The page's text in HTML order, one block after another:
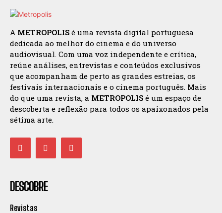
A METROPOLIS é uma revista digital portuguesa
dedicada ao melhor do cinema e do universo
audiovisual. Com uma voz independente e crítica,
reúne análises, entrevistas e conteúdos exclusivos
que acompanham de perto as grandes estreias, os
festivais internacionais e o cinema português. Mais
do que uma revista, a METROPOLIS é um espaço de
descoberta e reflexão para todos os apaixonados pela
sétima arte.
DESCOBRE
Revistas